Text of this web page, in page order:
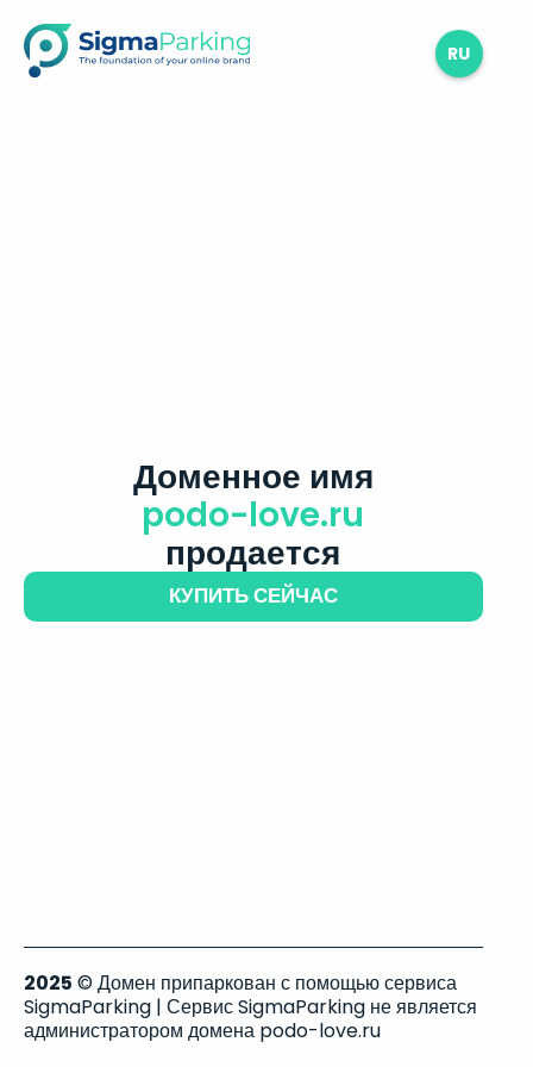
RU
Доменное имя
podo-love.ru
продается
КУПИТЬ СЕЙЧАС
2025 © Домен припаркован с помощью сервиса
SigmaParking | Сервис SigmaParking не является
администратором домена podo-love.ru